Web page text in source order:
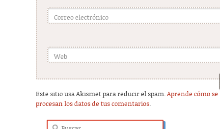
Correo electrónico
Web
Este sitio usa Akismet para reducir el spam.Aprende cómo se
procesan los datos de tus comentarios.
Buscar